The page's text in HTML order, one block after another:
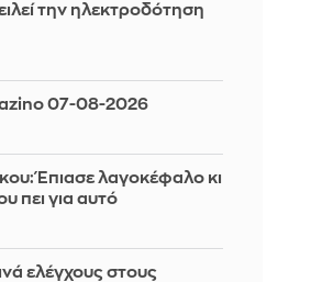
την ηλεκτροδότηση
07-08-2026
Έπιασε λαγοκέφαλο κι
πει για αυτό
ελέγχους στους